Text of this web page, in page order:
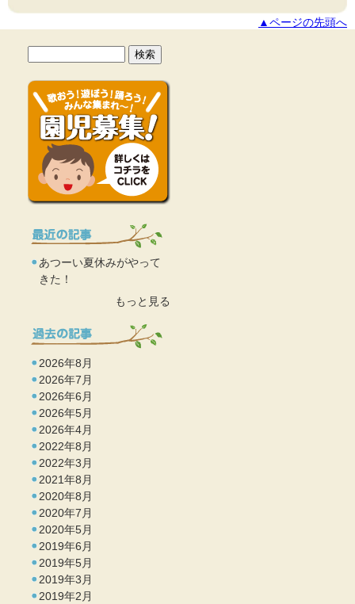
▲ページの先頭へ
あつーい夏休みがやって
きた！
もっと見る
2026年8月
2026年7月
2026年6月
2026年5月
2026年4月
2022年8月
2022年3月
2021年8月
2020年8月
2020年7月
2020年5月
2019年6月
2019年5月
2019年3月
2019年2月